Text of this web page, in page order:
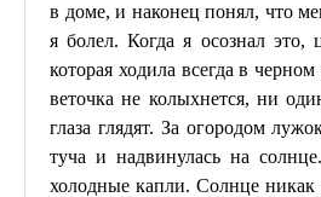
в доме, и наконец понял, что
я болел. Когда я осознал
которая ходила всегда в
веточка не колыхнется, ни
глаза глядят. За огородом
туча и надвинулась на
холодные капли. Солнце никак